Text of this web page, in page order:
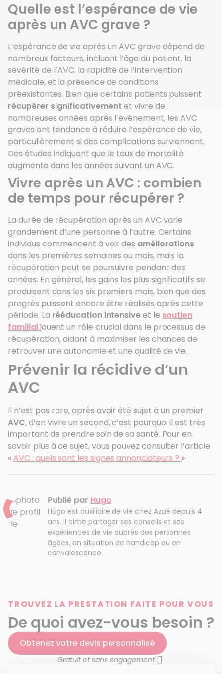
Quelle est l’espérance de vie
après un AVC grave ?
L’espérance de vie après un AVC grave dépend de
nombreux facteurs, incluant l’âge du patient, la
sévérité de l’AVC, la rapidité de l’intervention
médicale, et la présence de conditions
préexistantes. Bien que certains patients puissent
récupérer significativement et vivre de
nombreuses années après l’événement, les AVC
graves ont tendance à réduire l’espérance de vie,
particulièrement si des complications surviennent.
Des études indiquent que le taux de mortalité
augmente dans les années suivant un AVC.
Vivre après un AVC : combien
de temps pour récupérer ?
La durée de récupération après un AVC varie
grandement d’une personne à l’autre. Certains
individus commencent à voir des améliorations
dans les premières semaines ou mois, mais la
récupération peut se poursuivre pendant des
années. En général, les gains les plus significatifs se
produisent dans les six premiers mois, bien que des
progrès puissent encore être réalisés après cette
période. La rééducation intensiveet le soutien
familialjouent un rôle crucial dans le processus de
récupération, aidant à maximiser les chances de
retrouver une autonomie et une qualité de vie.
Prévenir la récidive d’un
AVC
Il n’est pas rare, après avoir été sujet à un premier
AVC, d’en vivre un second, c’est pourquoi il est très
important de prendre soin de sa santé. Pour en
savoir plus à ce sujet, vous pouvez consulter l’article
«AVC : quels sont les signes annonciateurs ? »
Publié par Hugo
Hugo est auxiliaire de vie chez Azaé depuis 4
ans. Il aime partager ses conseils et ses
expériences de vie auprès des personnes
âgées, en situation de handicap ou en
convalescence.
TROUVEZ LA PRESTATION FAITE POUR VOUS
De quoi avez-vous besoin ?
Obtenez votre devis personnalisé
Gratuit et sans engagement